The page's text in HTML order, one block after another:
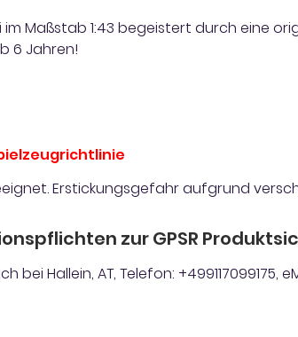
Maßstab 1:43 begeistert durch eine
6 Jahren!
Erstickungsgefahr aufgrund
zur GPSR
bei Hallein, AT, Telefon: